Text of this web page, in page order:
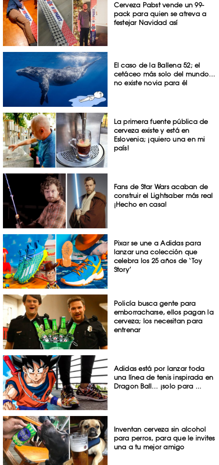
Cerveza Pabst vende un 99-
pack para quien se atreva a
festejar Navidad así
El caso de la Ballena 52; el
cetáceo más solo del mundo…
no existe novia para él
La primera fuente pública de
cerveza existe y está en
Eslovenia; ¡quiero una en mi
país!
Fans de Star Wars acaban de
construir el Lightsaber más real
¡Hecho en casa!
Pixar se une a Adidas para
lanzar una colección que
celebra los 25 años de ‘Toy
Story’
Policía busca gente para
emborracharse, ellos pagan la
cerveza; los necesitan para
entrenar
Adidas está por lanzar toda
una línea de tenis inspirada en
Dragon Ball… ¡solo para ...
Inventan cerveza sin alcohol
para perros, para que le invites
una a tu mejor amigo